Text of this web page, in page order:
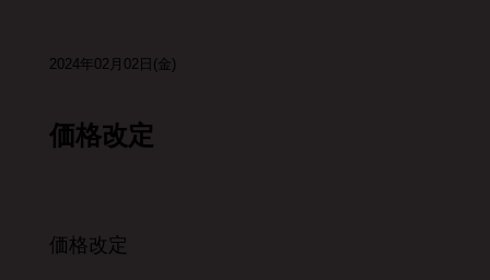
2024年02月02日(金)
価格改定
価格改定